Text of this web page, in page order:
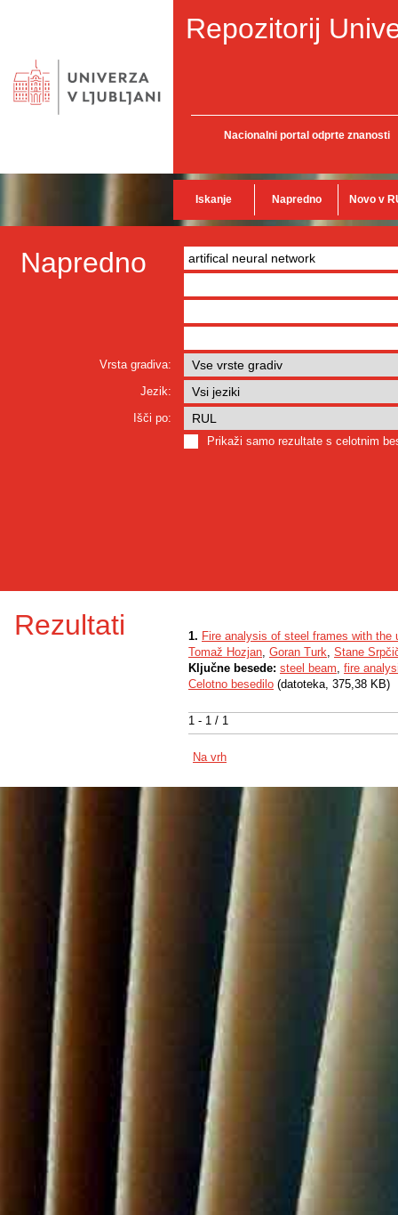
Repozitorij
Nacionalni portal odprte znanosti
Iskanje Napredno Novo v
Napredno
Vrsta gradiva:
Jezik:
Išči po:
Prikaži samo rezultate s celotnim
Rezultati
1 - 1 / 1
1. Fire analysis of steel frames with the
Tomaž Hozjan, Goran Turk, Stane
Ključne besede: steel beam, fire
Celotno besedilo (datoteka, 375,38 KB)
Na vrh